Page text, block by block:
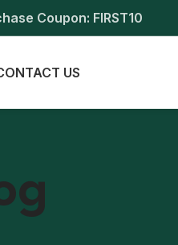
Coupon: FIRST10
US